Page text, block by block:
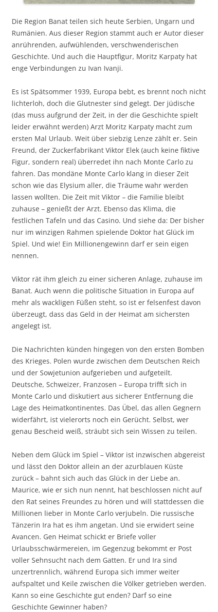
Die Region Banat teilen sich heute Serbien, Ungarn und
Rumänien. Aus dieser Region stammt auch er Autor dieser
anrührenden, aufwühlenden, verschwenderischen
Geschichte. Und auch die Hauptfigur, Moritz Karpaty hat
enge Verbindungen zu Ivan Ivanji.
Es ist Spätsommer 1939, Europa bebt, es brennt noch nicht
lichterloh, doch die Glutnester sind gelegt. Der jüdische
(das muss aufgrund der Zeit, in der die Geschichte spielt
leider erwähnt werden) Arzt Moritz Karpaty macht zum
ersten Mal Urlaub. Weit über siebzig Lenze zählt er. Sein
Freund, der Zuckerfabrikant Viktor Elek (auch keine fiktive
Figur, sondern real) überredet ihn nach Monte Carlo zu
fahren. Das mondäne Monte Carlo klang in dieser Zeit
schon wie das Elysium aller, die Träume wahr werden
lassen wollten. Die Zeit mit Viktor – die Familie bleibt
zuhause – genießt der Arzt. Ebenso das Klima, die
festlichen Tafeln und das Casino. Und siehe da: Der bisher
nur im winzigen Rahmen spielende Doktor hat Glück im
Spiel. Und wie! Ein Millionengewinn darf er sein eigen
nennen.
Viktor rät ihm gleich zu einer sicheren Anlage, zuhause im
Banat. Auch wenn die politische Situation in Europa auf
mehr als wackligen Füßen steht, so ist er felsenfest davon
überzeugt, dass das Geld in der Heimat am sichersten
angelegt ist.
Die Nachrichten künden hingegen von den ersten Bomben
des Krieges. Polen wurde zwischen dem Deutschen Reich
und der Sowjetunion aufgerieben und aufgeteilt.
Deutsche, Schweizer, Franzosen – Europa trifft sich in
Monte Carlo und diskutiert aus sicherer Entfernung die
Lage des Heimatkontinentes. Das Übel, das allen Gegnern
widerfährt, ist vielerorts noch ein Gerücht. Selbst, wer
genau Bescheid weiß, sträubt sich sein Wissen zu teilen.
Neben dem Glück im Spiel – Viktor ist inzwischen abgereist
und lässt den Doktor allein an der azurblauen Küste
zurück – bahnt sich auch das Glück in der Liebe an.
Maurice, wie er sich nun nennt, hat beschlossen nicht auf
den Rat seines Freundes zu hören und will stattdessen die
Millionen lieber in Monte Carlo verjubeln. Die russische
Tänzerin Ira hat es ihm angetan. Und sie erwidert seine
Avancen. Gen Heimat schickt er Briefe voller
Urlaubsschwärmereien, im Gegenzug bekommt er Post
voller Sehnsucht nach dem Gatten. Er und Ira sind
unzertrennlich, während Europa sich immer weiter
aufspaltet und Keile zwischen die Völker getrieben werden.
Kann so eine Geschichte gut enden? Darf so eine
Geschichte Gewinner haben?